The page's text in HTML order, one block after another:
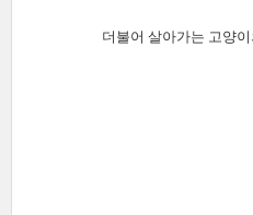
더불어 살아가는 고양